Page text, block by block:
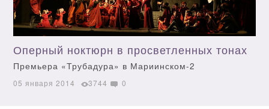
Оперный ноктюрн в просветленных тонах
Премьера «Трубадура» в Мариинском-2
05 января 2014 3744 0